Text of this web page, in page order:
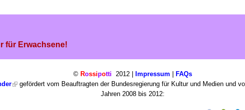
für Erwachsene!
© Rossipotti 2012 | Impressum | FAQs
gefördert vom Beauftragten der Bundesregierung für Kultur und Medien und
Jahren 2008 bis 2012: